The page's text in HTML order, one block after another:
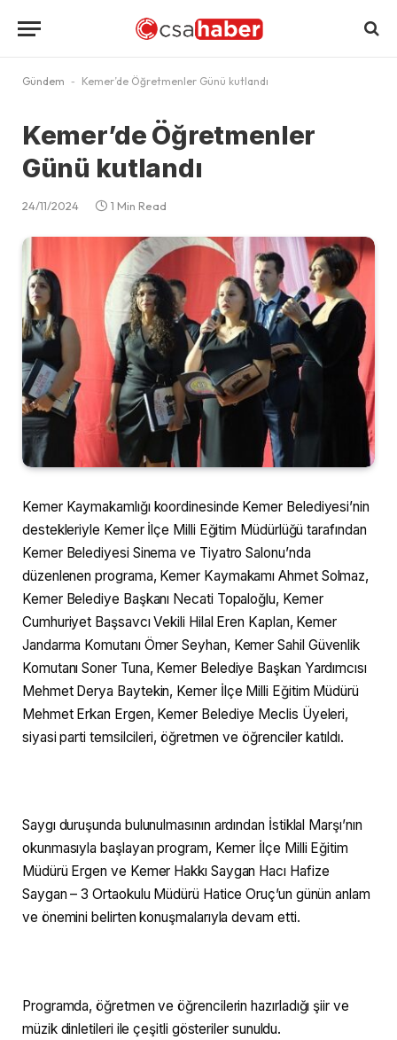
Gündem - Kemer’de Öğretmenler Günü kutlandı
Kemer’de Öğretmenler
Günü kutlandı
24/11/2024 1 Min Read
Kemer Kaymakamlığı koordinesinde Kemer Belediyesi’nin
destekleriyle Kemer İlçe Milli Eğitim Müdürlüğü tarafından
Kemer Belediyesi Sinema ve Tiyatro Salonu’nda
düzenlenen programa, Kemer Kaymakamı Ahmet Solmaz,
Kemer Belediye Başkanı Necati Topaloğlu, Kemer
Cumhuriyet Başsavcı Vekili Hilal Eren Kaplan, Kemer
Jandarma Komutanı Ömer Seyhan, Kemer Sahil Güvenlik
Komutanı Soner Tuna, Kemer Belediye Başkan Yardımcısı
Mehmet Derya Baytekin, Kemer İlçe Milli Eğitim Müdürü
Mehmet Erkan Ergen, Kemer Belediye Meclis Üyeleri,
siyasi parti temsilcileri, öğretmen ve öğrenciler katıldı.
Saygı duruşunda bulunulmasının ardından İstiklal Marşı’nın
okunmasıyla başlayan program, Kemer İlçe Milli Eğitim
Müdürü Ergen ve Kemer Hakkı Saygan Hacı Hafize
Saygan – 3 Ortaokulu Müdürü Hatice Oruç’un günün anlam
ve önemini belirten konuşmalarıyla devam etti.
Programda, öğretmen ve öğrencilerin hazırladığı şiir ve
müzik dinletileri ile çeşitli gösteriler sunuldu.